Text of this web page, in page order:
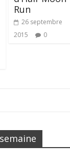
Run
26 septembre
2015
0